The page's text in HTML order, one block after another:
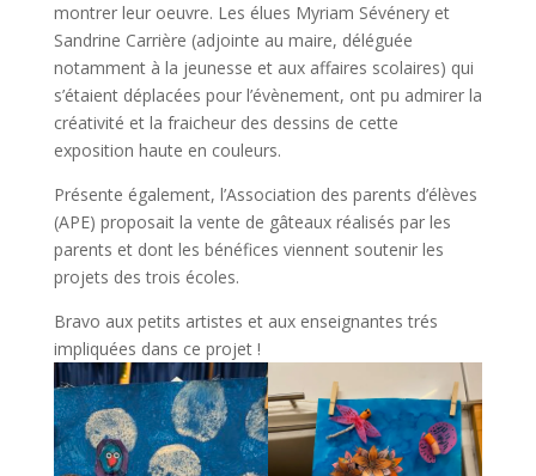
montrer leur oeuvre. Les élues Myriam Sévénery et
Sandrine Carrière (adjointe au maire, déléguée
notamment à la jeunesse et aux affaires scolaires) qui
s’étaient déplacées pour l’évènement, ont pu admirer la
créativité et la fraicheur des dessins de cette
exposition haute en couleurs.
Présente également, l’Association des parents d’élèves
(APE) proposait la vente de gâteaux réalisés par les
parents et dont les bénéfices viennent soutenir les
projets des trois écoles.
Bravo aux petits artistes et aux enseignantes trés
impliquées dans ce projet !